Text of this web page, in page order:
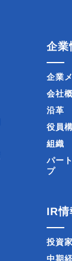
企業
企業
会社
沿革
役員
組織
パー
プ
IR情
投資
中期